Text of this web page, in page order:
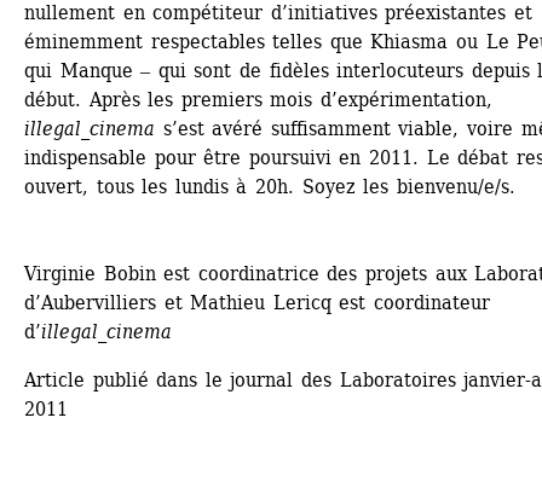
nullement en compétiteur d’initiatives préexistantes et
éminemment respectables telles que Khiasma ou Le
qui Manque ‒ qui sont de fidèles interlocuteurs depuis
début. Après les premiers mois d’expérimentation,
illegal_cinema s’est avéré suffisamment viable, voire
indispensable pour être poursuivi en 2011. Le débat
ouvert, tous les lundis à 20h. Soyez les bienvenu/e/s.
Virginie Bobin est coordinatrice des projets aux
d’Aubervilliers et Mathieu Lericq est coordinateur
d’illegal_cinema
Article publié dans le journal des Laboratoires janvier-
2011